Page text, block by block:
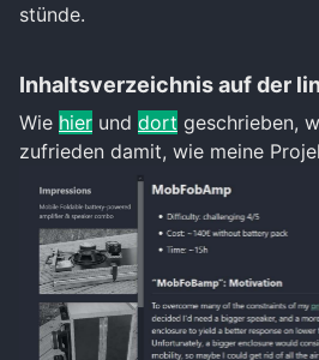
stünde.
Inhaltsverzeichnis auf der
Wie hier und dort geschrieben,
zufrieden damit, wie meine